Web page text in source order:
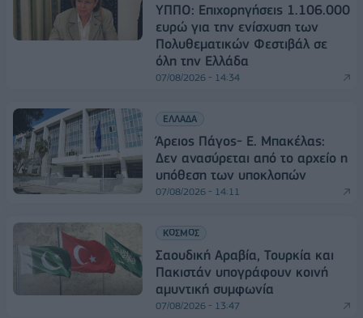
ΥΠΠΟ: Επιχορηγήσεις 1.106.000
ευρώ για την ενίσχυση των
Πολυθεματικών Φεστιβάλ σε
όλη την Ελλάδα
07/08/2026 - 14:34
ΕΛΛΑΔΑ
Άρειος Πάγος- Ε. Μπακέλας:
Δεν ανασύρεται από το αρχείο η
υπόθεση των υποκλοπών
07/08/2026 - 14:11
ΚΟΣΜΟΣ
Σαουδική Αραβία, Τουρκία και
Πακιστάν υπογράφουν κοινή
αμυντική συμφωνία
07/08/2026 - 13:47